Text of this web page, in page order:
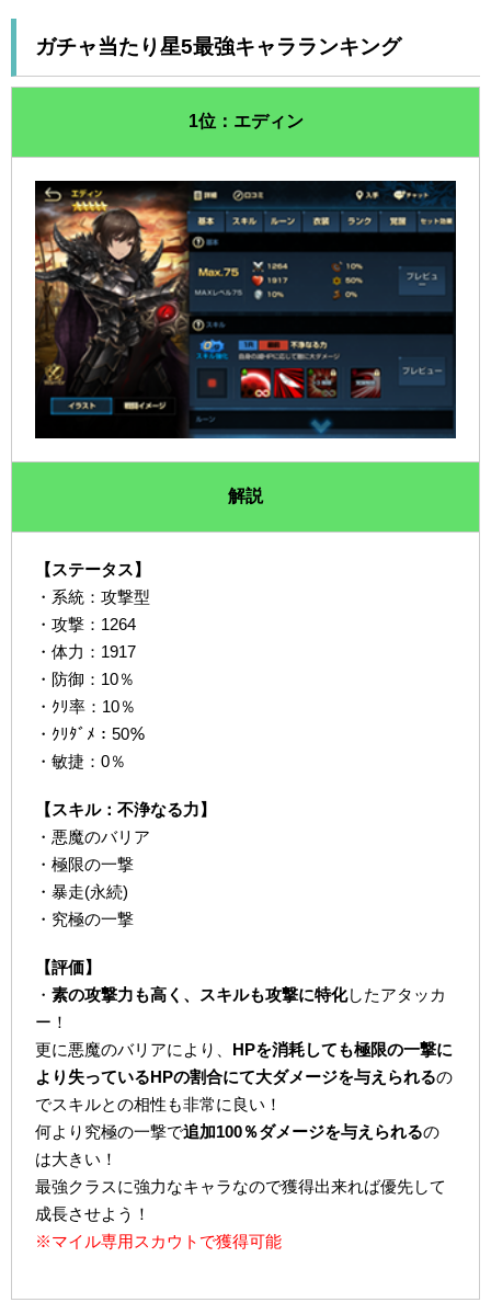
ガチャ当たり星5最強キャラランキング
1位：エディン
解説
【ステータス】
・系統：攻撃型
・攻撃：1264
・体力：1917
・防御：10％
・ｸﾘ率：10％
・ｸﾘﾀﾞﾒ：50％
・敏捷：0％
【スキル：不浄なる力】
・悪魔のバリア
・極限の一撃
・暴走(永続)
・究極の一撃
【評価】
・素の攻撃力も高く、スキルも攻撃に特化したアタッカ
ー！
更に悪魔のバリアにより、 HPを消耗しても極限の一撃に
より失っているHPの割合にて大ダメージを与えられるの
でスキルとの相性も非常に良い！
何より究極の一撃で追加100％ダメージを与えられるの
は大きい！
最強クラスに強力なキャラなので獲得出来れば優先して
成長させよう！
※マイル専用スカウトで獲得可能